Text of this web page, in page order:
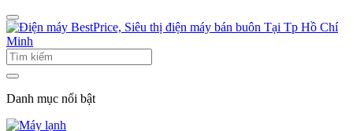
Danh mục nổi bật